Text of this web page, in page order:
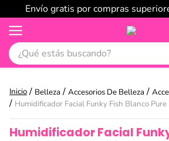
Envío gratis por compras
¿Qué estás buscando?
Belleza Accesorios De Belleza
Humidificador Facial Funky Fish Blanco Pure
Humidificador Facial